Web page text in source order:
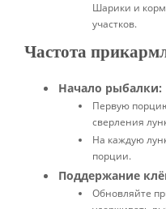
Шарики и
участков.
Частота
Начало рыбалки:
Первую
сверления
На каждую
порции.
Поддержание
Обновляйте